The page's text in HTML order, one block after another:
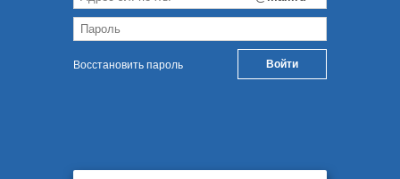
Восстановить пароль